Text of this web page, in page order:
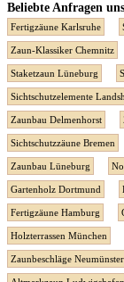
Beliebte Anfragen
Fertigzäune Karlsruhe
Zaun-Klassiker Chemnitz
Staketzaun Lüneburg
Sichtschutzelemente
Zaunbau Delmenhorst
Sichtschutzzäune Bremen
Zaunbau Lüneburg
Gartenholz Dortmund
Fertigzäune Hamburg
Holzterrassen München
Zaunbeschläge Neumünster